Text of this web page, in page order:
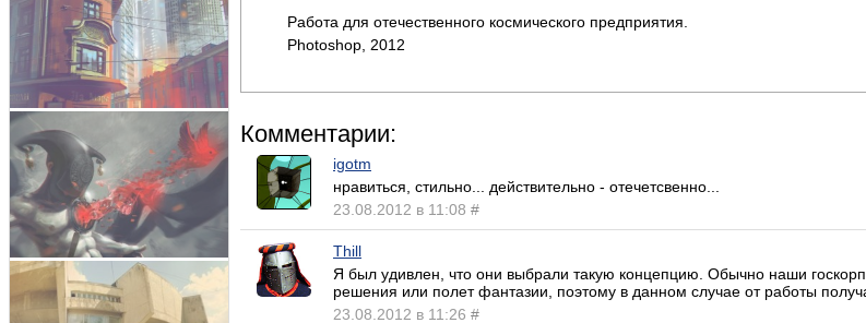
Работа для отечественного космического предприятия.
Photoshop, 2012
Комментарии:
igotm
нравиться, стильно... действительно - отечетсвенно...
23.08.2012 в 11:08 #
Thill
Я был удивлен, что они выбрали такую концепцию. Обычно наши
решения или полет фантазии, поэтому в данном случае от работы
23.08.2012 в 11:26 #